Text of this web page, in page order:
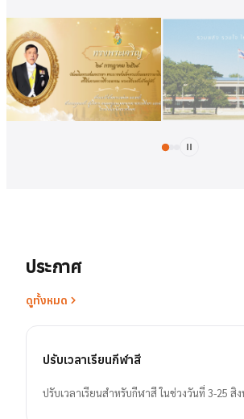
ประกาศ
ดูทั้งหมด
ปรับเวลาเรียนกีฬาสี
ปรับเวลาเรียนสำหรับกีฬาสี ในช่วงวันที่ 3-25 สิ